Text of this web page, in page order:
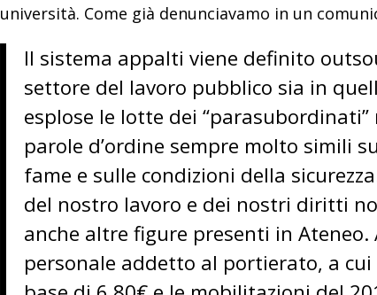
università. Come già denunciavamo in un
Il sistema appalti viene definito
settore del lavoro pubblico sia in
esplose le lotte dei
parole d’ordine sempre molto simili
fame e sulle condizioni della
del nostro lavoro e dei nostri diritti
anche altre figure presenti in
personale addetto al portierato, a